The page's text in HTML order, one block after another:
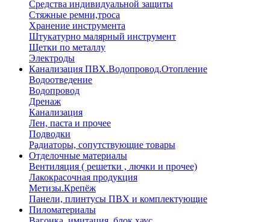
Средства индивидуальной защиты
Стяжные ремни,троса
Хранение инструмента
Штукатурно малярный инструмент
Щетки по металлу
Электроды
Канализация ПВХ.Водопровод.Отопление
Водоотведение
Водопровод
Дренаж
Канализация
Лен, паста и прочее
Подводки
Радиаторы, сопутствующие товары
Отделочные материалы
Вентиляция ( решетки , лючки и прочее)
Лакокрасочная продукция
Метизы.Крепёж
Панели, плинтусы ПВХ и комплектующие
Пиломатериалы